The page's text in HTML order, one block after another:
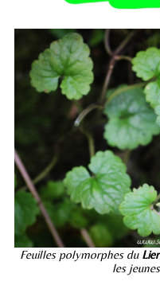
Feuilles polymorphes du
les